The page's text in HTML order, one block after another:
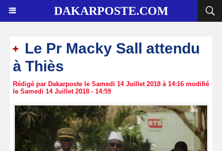
DAKARPOSTE.COM
Le Pr Macky Sall attendu
à Thiès
Rédigé par Dakarposte le Samedi 14 Juillet 2018 à 14:16 modifié
le Samedi 14 Juillet 2018 - 14:59